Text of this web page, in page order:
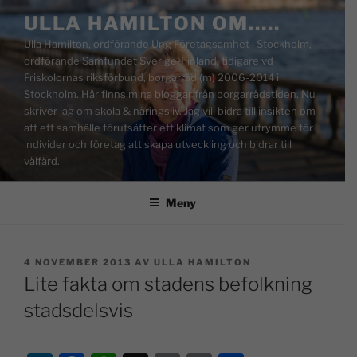
ULLA HAMILTON OM…..
Ulla Hamilton, ordförande Ung Företagsamhet i Stockholm,
ordförande Samfundet Sverige-Finland, tidigare vd
Friskolornas riksförbund, borgarråd (m) 2006-2014 i
Stockholm. Här finns mina bloggar från borgarrådstiden. Nu
skriver jag om skola & näringsliv. Jag vill bidra till insikten om
att ett samhälle förutsätter ett klimat som ger utrymme för
individer och företag att skapa utveckling och bidrar till
välfärd.
Meny
4 NOVEMBER 2013 AV ULLA HAMILTON
Lite fakta om stadens befolkning
stadsdelsvis